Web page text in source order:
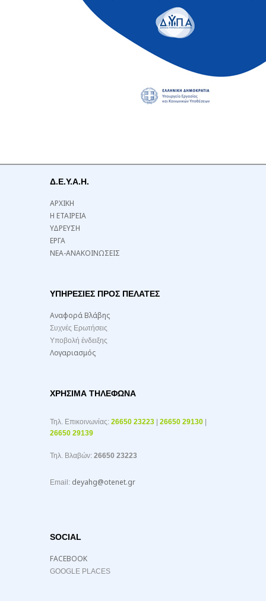
Δ.Ε.Υ.Α.Η.
ΑΡΧΙΚΗ
Η ΕΤΑΙΡΕΙΑ
ΥΔΡΕΥΣΗ
ΕΡΓΑ
ΝΕΑ-ΑΝΑΚΟΙΝΩΣΕΙΣ
ΥΠΗΡΕΣΙΕΣ ΠΡΟΣ ΠΕΛΑΤΕΣ
Αναφορά Βλάβης
Συχνές Ερωτήσεις
Υποβολή ένδειξης
Λογαριασμός
ΧΡΉΣΙΜΑ ΤΗΛΈΦΩΝΑ
Τηλ. Επικοινωνίας: 26650 23223 26650 29130
26650 29139
Τηλ. Βλαβών: 26650 23223
Email: deyahg@otenet.gr
SOCIAL
FACEBOOK
GOOGLE PLACES